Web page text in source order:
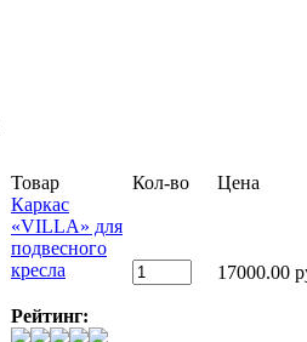
Товар Кол-во
Цена
Каркас
«VILLA» для
подвесного
кресла
Рейтинг:
17000.00